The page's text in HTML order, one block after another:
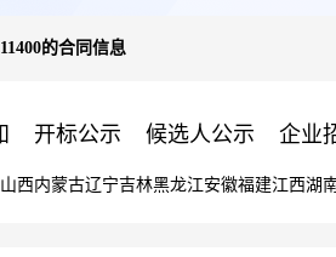
的合同信息
开标公示 候选人公示 企业
山西内蒙古辽宁吉林黑龙江安徽福建江西湖